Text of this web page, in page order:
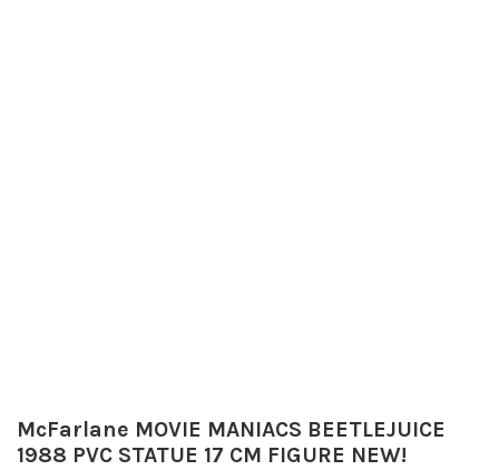
McFarlane MOVIE MANIACS BEETLEJUICE
1988 PVC STATUE 17 CM FIGURE NEW!